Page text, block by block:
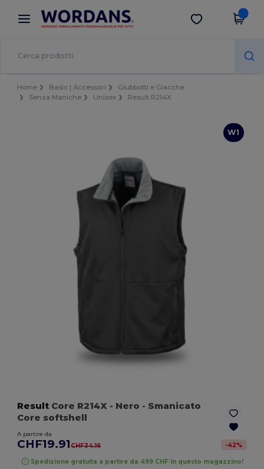
× App Wordans
Prezzi migliori sull'app!
Scarica app
Home Basic | Accessori
Giubbotti e Giacche
Senza Maniche
Unisex Result R214X
W1
Result Core R214X - Nero - Smanicato
Core softshell
A partire da
CHF19.91CHF34.16 -42%
Spedizione gratuita a partire da 499 CHF in questo magazzino!